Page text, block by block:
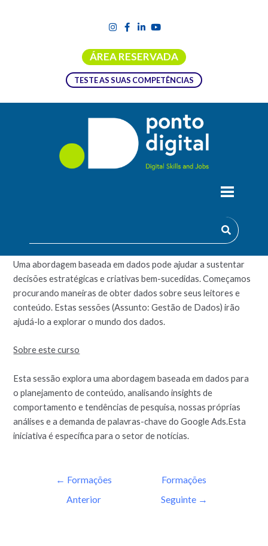
ÁREA RESERVADA
TESTE AS SUAS COMPETÊNCIAS
Uma abordagem baseada em dados pode ajudar a sustentar
decisões estratégicas e criativas bem-sucedidas. Começamos
procurando maneiras de obter dados sobre seus leitores e
conteúdo. Estas sessões (Assunto: Gestão de Dados) irão
ajudá-lo a explorar o mundo dos dados.
Sobre este curso
Esta sessão explora uma abordagem baseada em dados para
o planejamento de conteúdo, analisando insights de
comportamento e tendências de pesquisa, nossas próprias
análises e a demanda de palavras-chave do Google Ads.Esta
iniciativa é específica para o setor de notícias.
← Formações
Anterior
Formações
Seguinte →